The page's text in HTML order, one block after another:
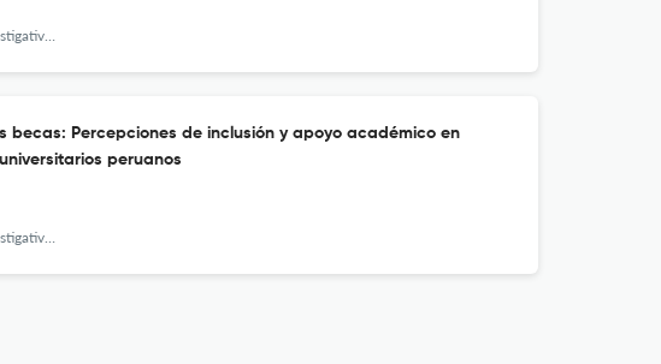
Educación
becas: Percepciones de inclusión y apoyo académico en
peruanos
Educación